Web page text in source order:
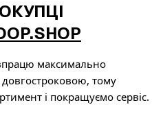
максимально
тому
і покращуємо сервіс.